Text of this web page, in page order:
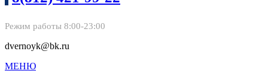
Режим работы 8:00-23:00
dvernoyk@bk.ru
МЕНЮ